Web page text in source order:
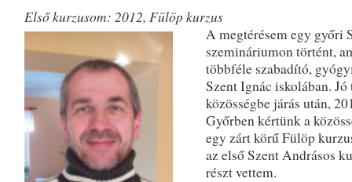
Első kurzusom: 2012, Fülöp kurzus
A megtérésem egy győri
szemináriumon történt,
többféle szabadító,
Szent Ignác iskolában.
közösségbe járás után,
Győrben kértünk a
egy zárt körű Fülöp
az első Szent Andrásos
részt vettem.